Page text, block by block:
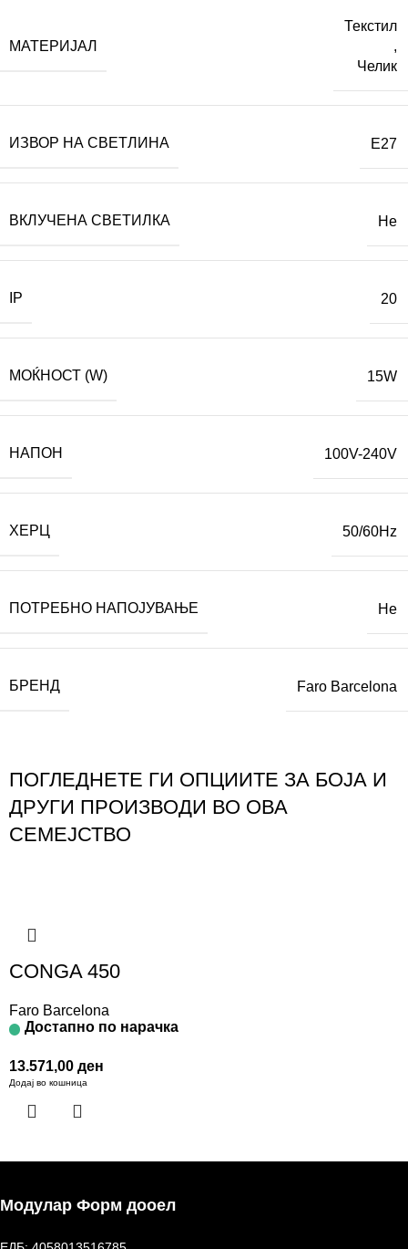
МАТЕРИЈАЛ
Текстил
,
Челик
ИЗВОР НА СВЕТЛИНА E27
ВКЛУЧЕНА СВЕТИЛКА Не
IP 20
МОЌНОСТ (W) 15W
НАПОН 100V-240V
ХЕРЦ 50/60Hz
ПОТРЕБНО НАПОЈУВАЊЕ Не
БРЕНД Faro Barcelona
ПОГЛЕДНЕТЕ ГИ ОПЦИИТЕ ЗА БОЈА И
ДРУГИ ПРОИЗВОДИ ВО ОВА
СЕМЕЈСТВО
CONGA 450
Faro Barcelona
Достапно по нарачка
13.571,00 ден
Додај во кошница
Модулар Форм дооел